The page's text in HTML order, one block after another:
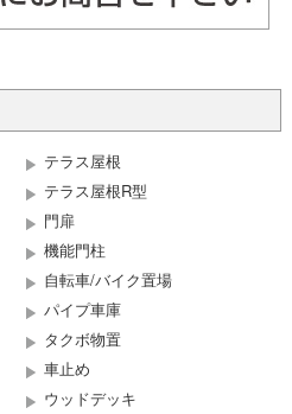
テラス屋根
テラス屋根R型
門扉
機能門柱
自転車/バイク置場
パイプ車庫
タクボ物置
車止め
ウッドデッキ